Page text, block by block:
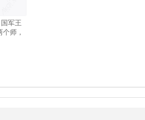
军王
师，